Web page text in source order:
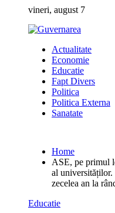
content
vineri, august 7
Actualitate
Economie
Educatie
Fapt Divers
Politica
Politica Externa
Sanatate
Home
ASE, pe primul
al
zecelea an la
Educatie